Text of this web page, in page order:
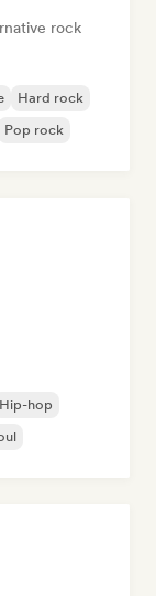
rock
Hard rock
Pop rock
Hip-hop